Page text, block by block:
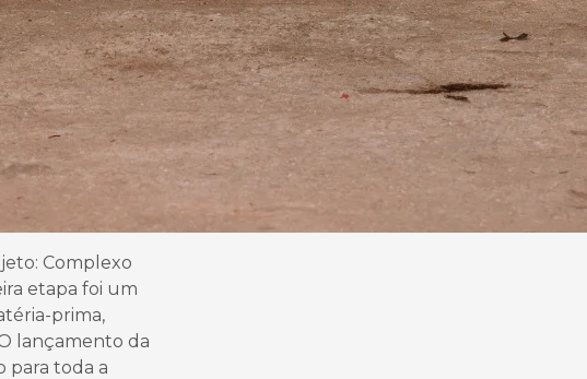
Complexo
etapa foi um
prima,
lançamento da
para toda a